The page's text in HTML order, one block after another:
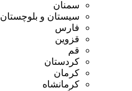
سمنان
سیستان و بلوچستان
فارس
قزوین
قم
کردستان
کرمان
کرمانشاه